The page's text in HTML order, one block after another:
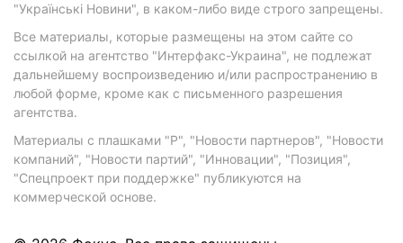
"Українські Новини", в каком-либо виде строго запрещены.
Все материалы, которые размещены на этом сайте со
ссылкой на агентство "Интерфакс-Украина", не подлежат
дальнейшему воспроизведению и/или распространению в
любой форме, кроме как с письменного разрешения
агентства.
Материалы с плашками "Р", "Новости партнеров", "Новости
компаний", "Новости партий", "Инновации", "Позиция",
"Спецпроект при поддержке" публикуются на
коммерческой основе.